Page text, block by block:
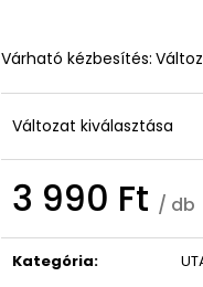
Várható kézbesítés:
Változat kiválasztása
3 990 Ft / db
Kategória:
6 790 Ft